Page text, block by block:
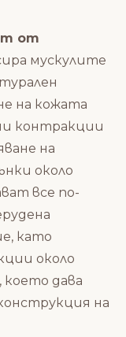
от
мускулите
на кожата
контракции
на
около
все по-
като
около
дава
на